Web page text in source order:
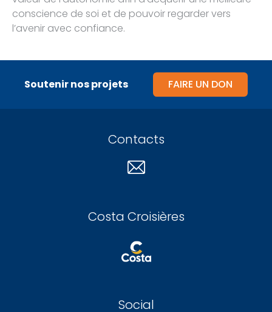
conscience de soi et de pouvoir regarder vers
l’avenir avec confiance.
Soutenir nos projets FAIRE UN DON
Contacts
Costa Croisières
Social